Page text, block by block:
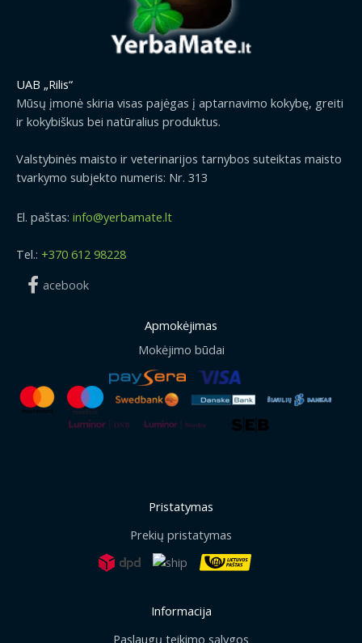
UAB „Rilis“
Mūsų įmonė skiria visas pajėgas į aptarnavimo kokybę, greiti
ir kokybiškus bei natūralius produktus.
Valstybinės maisto ir veterinarijos tarnybos suteiktas maisto
tvarkymo subjekto numeris: Nr. 313
El. paštas: info@yerbamate.lt
Tel.: +370 612 98228
acebook
Apmokėjimas
Mokėjimo būdai
Pristatymas
Prekių pristatymas
Informacija
Paslaugų teikimo sąlygos